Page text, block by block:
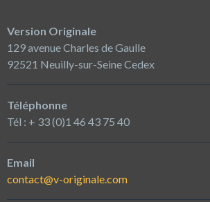
Version Originale
129 avenue Charles de Gaulle
92521 Neuilly-sur-Seine Cedex
Téléphonne
Tél : + 33 (0)1 46 43 75 40
Email
contact@v-originale.com